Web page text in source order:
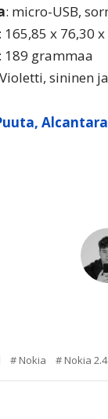
: micro-USB,
: 165,85 x 76,30
: 189 grammaa
sininen
Nokia Nokia 2.4